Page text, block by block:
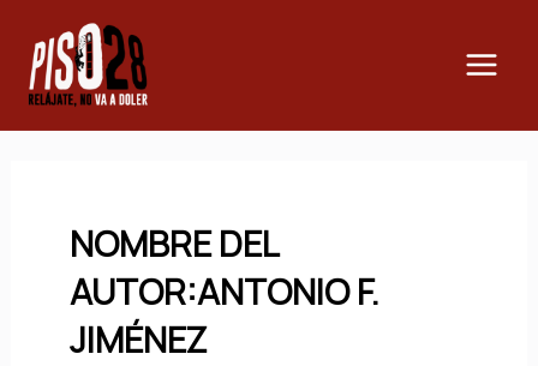
contenido
NOMBRE DEL
AUTOR:ANTONIO F.
JIMÉNEZ